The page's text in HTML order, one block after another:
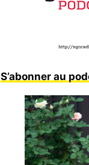
S’abonner au